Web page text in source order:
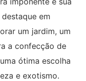
em
um jardim, um
a confecção de
ótima escolha
e exotismo.